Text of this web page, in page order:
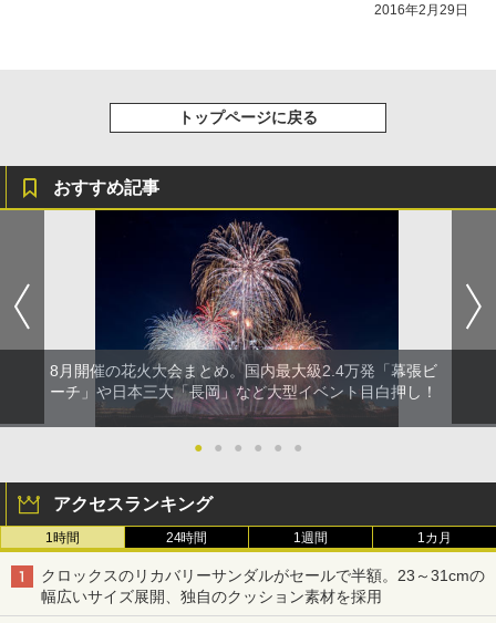
2016年2月29日
トップページに戻る
おすすめ記事
8月開催の花火大会まとめ。国内最大級2.4万発「幕張ビ
ーチ」や日本三大「長岡」など大型イベント目白押し！
● ● ● ● ● ●
アクセスランキング
1時間 24時間 1週間 1カ月
クロックスのリカバリーサンダルがセールで半額。23～31cmの
幅広いサイズ展開、独自のクッション素材を採用